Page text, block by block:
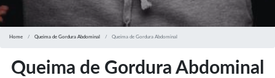
Home Queima de Gordura Abdominal Queima de Gordura Abdominal
Queima de Gordura Abdominal